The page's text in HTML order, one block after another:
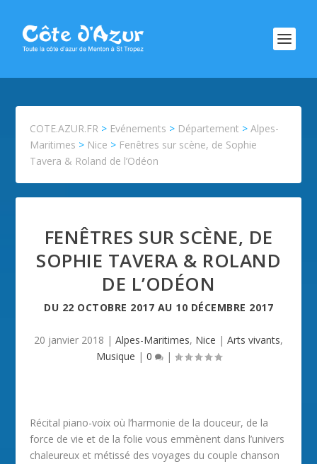
COTE.AZUR.FR > Evénements > Département >Alpes-
Maritimes > Nice > Fenêtres sur scène, de Sophie
Tavera & Roland de l’Odéon
FENÊTRES SUR SCÈNE, DE
SOPHIE TAVERA & ROLAND
DE L’ODÉON
DU 22 OCTOBRE 2017 AU 10 DÉCEMBRE 2017
20 janvier 2018 | Alpes-Maritimes, Nice | Arts vivants,
Musique | 0 |
Récital piano-voix où l’harmonie de la douceur, de la
force de vie et de la folie vous emmènent dans l’univers
chaleureux et métissé des voyages du couple chanson